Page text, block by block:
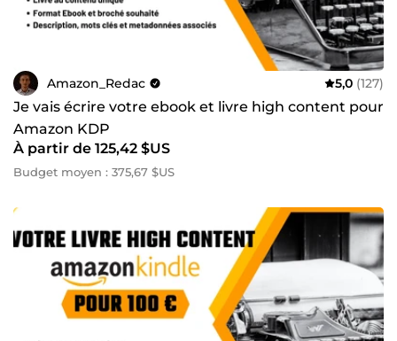
Amazon_Redac 5,0 (127)
Je vais écrire votre ebook et livre high content pour
Amazon KDP
À partir de 125,42 $US
Budget moyen : 375,67 $US